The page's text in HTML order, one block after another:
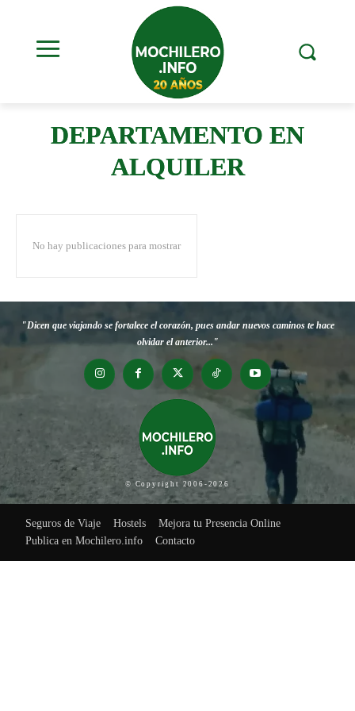
DEPARTAMENTO EN
ALQUILER
No hay publicaciones para mostrar
"Dicen que viajando se fortalece el corazón, pues andar nuevos caminos te hace
olvidar el anterior..."
© Copyright 2006-2026
Seguros de Viaje Hostels
Mejora tu Presencia Online
Publica en Mochilero.info
Contacto